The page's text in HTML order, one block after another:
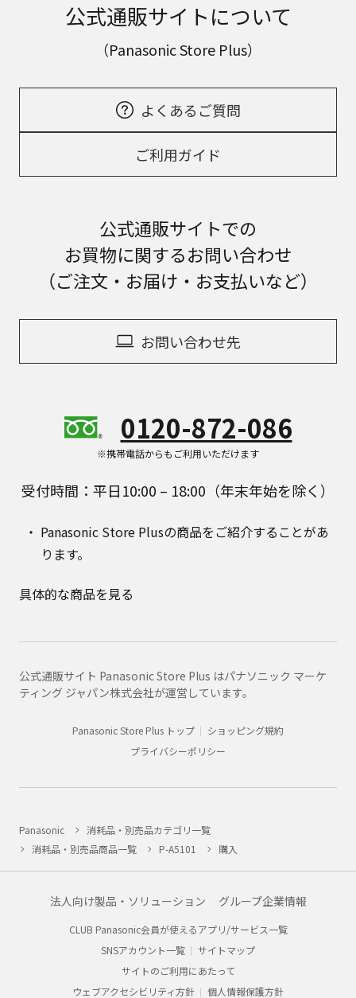
公式通販サイトについて
（Panasonic Store Plus）
よくあるご質問
ご利用ガイド
公式通販サイトでの
お買物に関するお問い合わせ
（ご注文・お届け・お支払いなど）
お問い合わせ先
0120-872-086
※携帯電話からもご利用いただけます
受付時間：平日10:00 – 18:00（年末年始を除く）
Panasonic Store Plusの商品をご紹介することがあ
ります。
具体的な商品を見る
公式通販サイト Panasonic Store Plus はパナソニック マーケ
ティング ジャパン株式会社が運営しています。
Panasonic Store Plus トップ
ショッピング規約
プライバシーポリシー
Panasonic
消耗品・別売品カテゴリ一覧
消耗品・別売品商品一覧
P-A5101 購入
法人向け製品・ソリューション グループ企業情報
CLUB Panasonic会員が使えるアプリ/サービス一覧
SNSアカウント一覧
サイトマップ
サイトのご利用にあたって
ウェブアクセシビリティ方針
個人情報保護方針